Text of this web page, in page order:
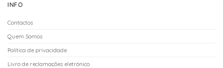
INFO
Contactos
Quem Somos
Política de privacidade
Livro de reclamações eletrónico